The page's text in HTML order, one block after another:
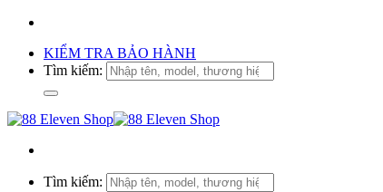
KIỂM TRA BẢO HÀNH
Tìm kiếm:
Tìm kiếm: